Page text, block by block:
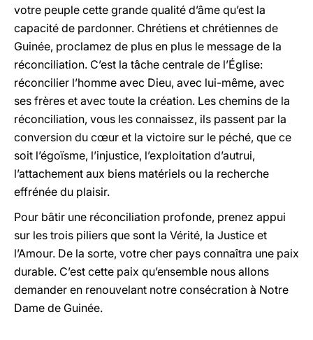
votre peuple cette grande qualité d’âme qu’est la
capacité de pardonner. Chrétiens et chrétiennes de
Guinée, proclamez de plus en plus le message de la
réconciliation. C’est la tâche centrale de l’Église:
réconcilier l’homme avec Dieu, avec lui-même, avec
ses frères et avec toute la création. Les chemins de la
réconciliation, vous les connaissez, ils passent par la
conversion du cœur et la victoire sur le péché, que ce
soit l’égoïsme, l’injustice, l’exploitation d’autrui,
l’attachement aux biens matériels ou la recherche
effrénée du plaisir.
Pour bâtir une réconciliation profonde, prenez appui
sur les trois piliers que sont la Vérité, la Justice et
l’Amour. De la sorte, votre cher pays connaîtra une paix
durable. C’est cette paix qu’ensemble nous allons
demander en renouvelant notre consécration à Notre
Dame de Guinée.